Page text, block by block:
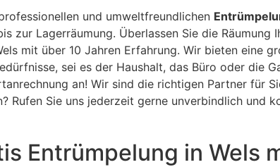
und umweltfreundlichen
zur Lagerräumung. Überlassen Sie die
mit über 10 Jahren Erfahrung. Wir bieten eine
sei es der Haushalt, das Büro oder die
an! Wir sind die richtigen Partner für
Rufen Sie uns jederzeit gerne unverbindlich und
Entrümpelung in Wels